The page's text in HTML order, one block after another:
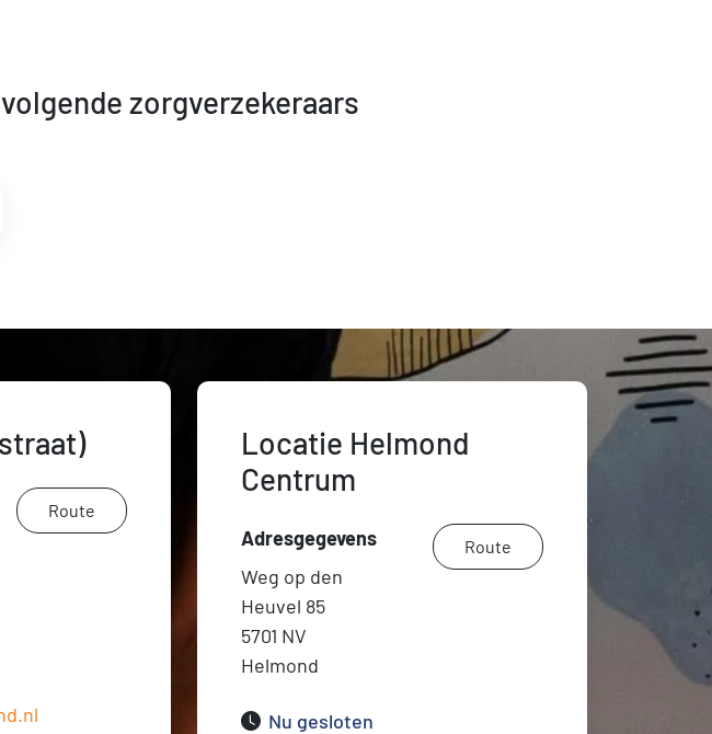
zorgverzekeraars
Route
Locatie Helmond
Centrum
Adresgegevens
Weg op den
Heuvel 85
5701 NV
Helmond
Route
Nu gesloten